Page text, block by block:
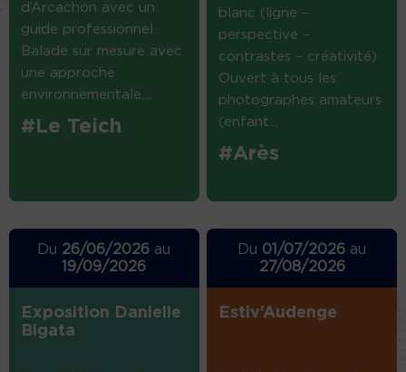
d’Arcachon avec un
guide professionnel.
Balade sur mesure avec
une approche
environnementale....
#Le Teich
blanc (ligne –
perspective –
contrastes – créativité)
Ouvert à tous les
photographes amateurs
(enfant...
#Arès
Du 26/06/2026 au
19/09/2026
Exposition Danielle
Bigata
Du 01/07/2026 au
27/08/2026
Estiv’Audenge